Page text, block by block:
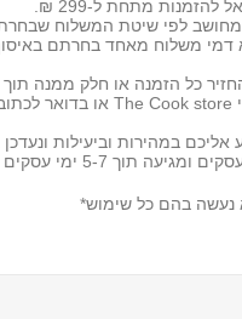
להזמנות מתחת ל-299 ₪.
דמי משלוח מאחד בחרתם
במהירות וביעילות
נעשה בהם כל שימוש*